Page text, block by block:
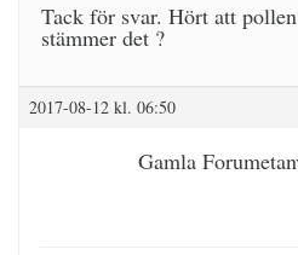
Tack för svar. Hört att
stämmer det ?
2017-08-12 kl. 06:50
Gamla